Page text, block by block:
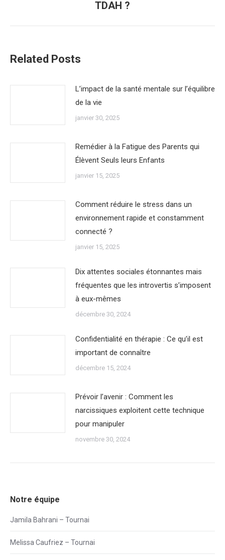
:
TDAH ?
Related Posts
L’impact de la santé mentale sur l’équilibre
de la vie
janvier 30, 2025
Remédier à la Fatigue des Parents qui
Élèvent Seuls leurs Enfants
janvier 15, 2025
Comment réduire le stress dans un
environnement rapide et constamment
connecté ?
janvier 15, 2025
Dix attentes sociales étonnantes mais
fréquentes que les introvertis s’imposent
à eux-mêmes
décembre 30, 2024
Confidentialité en thérapie : Ce qu’il est
important de connaître
décembre 15, 2024
Prévoir l’avenir : Comment les
narcissiques exploitent cette technique
pour manipuler
novembre 30, 2024
Notre équipe
Jamila Bahrani – Tournai
Melissa Caufriez – Tournai